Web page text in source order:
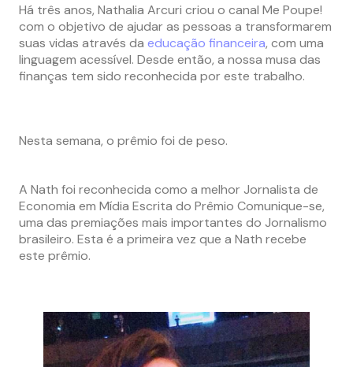
Há três anos, Nathalia Arcuri criou o canal Me Poupe!
com o objetivo de ajudar as pessoas a transformarem
suas vidas através da educação financeira, com uma
linguagem acessível. Desde então, a nossa musa das
finanças tem sido reconhecida por este trabalho.
Nesta semana, o prêmio foi de peso.
A Nath foi reconhecida como a melhor Jornalista de
Economia em Mídia Escrita do Prêmio Comunique-se,
uma das premiações mais importantes do Jornalismo
brasileiro. Esta é a primeira vez que a Nath recebe
este prêmio.